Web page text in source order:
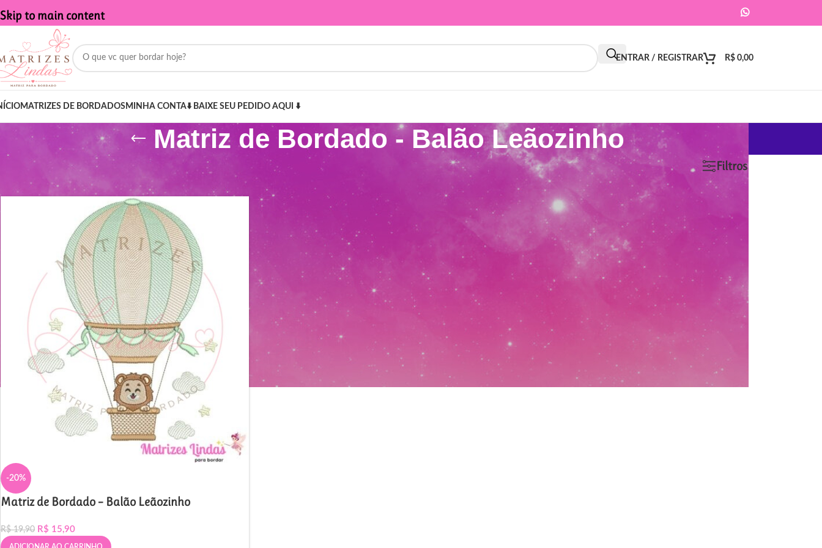
Skip to main content
ENTRAR / REGISTRAR R$ 0,00
MATRIZES DE BORDADOSMINHA CONTA⬇️ BAIXE SEU PEDIDO AQUI ⬇️
Matriz de Bordado - Balão Leãozinho
Produtos marcados com a tag “Matriz de Bordado - Balão Leãozinho” Mostrar 9 18 24 Filtros
-20%
Matriz de Bordado – Balão Leãozinho
R$19,90 R$ 15,90